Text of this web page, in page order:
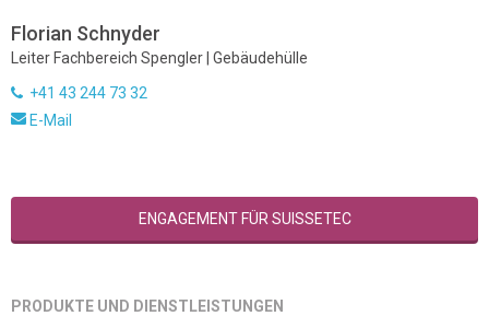
Florian Schnyder
Leiter Fachbereich Spengler | Gebäudehülle
+41 43 244 73 32
E-Mail
ENGAGEMENT FÜR SUISSETEC
PRODUKTE UND DIENSTLEISTUNGEN